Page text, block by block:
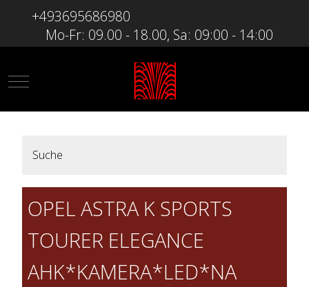
+493695686980
Mo-Fr: 09.00 - 18.00, Sa: 09:00 - 14:00
Mobile Menu Toggle
Suche
OPEL ASTRA K SPORTS
TOURER ELEGANCE
AHK*KAMERA*LED*NA